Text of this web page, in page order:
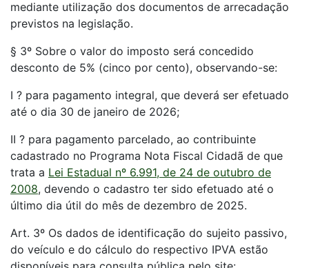
mediante utilização dos documentos de arrecadação
previstos na legislação.
§ 3º Sobre o valor do imposto será concedido
desconto de 5% (cinco por cento), observando-se:
I ? para pagamento integral, que deverá ser efetuado
até o dia 30 de janeiro de 2026;
II ? para pagamento parcelado, ao contribuinte
cadastrado no Programa Nota Fiscal Cidadã de que
trata a Lei Estadual nº 6.991, de 24 de outubro de
2008, devendo o cadastro ter sido efetuado até o
último dia útil do mês de dezembro de 2025.
Art. 3º Os dados de identificação do sujeito passivo,
do veículo e do cálculo do respectivo IPVA estão